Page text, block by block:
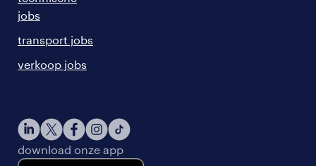
jobs
transport jobs
verkoop jobs
download onze app